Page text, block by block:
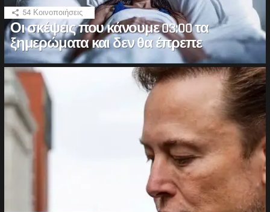
54 Κοινοποιήσεις
Οι σκέψεις που κάνουμε 03:00 τα
ξημερώματα και δεν θα έπρεπε